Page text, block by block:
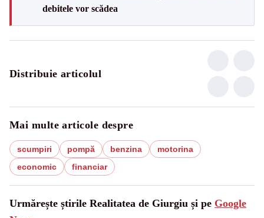
debitele vor scădea
Distribuie articolul
Mai multe articole despre
scumpiri pompă benzina
motorina
economic
financiar
Urmărește știrile Realitatea de Giurgiu și pe Google